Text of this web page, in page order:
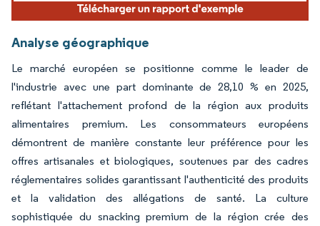
Analyse géographique
Le marché européen se positionne comme le leader de
l'industrie avec une part dominante de 28,10 % en 2025,
reflétant l'attachement profond de la région aux produits
alimentaires premium. Les consommateurs européens
démontrent de manière constante leur préférence pour les
offres artisanales et biologiques, soutenues par des cadres
réglementaires solides garantissant l'authenticité des produits
et la validation des allégations de santé. La culture
sophistiquée du snacking premium de la région crée des